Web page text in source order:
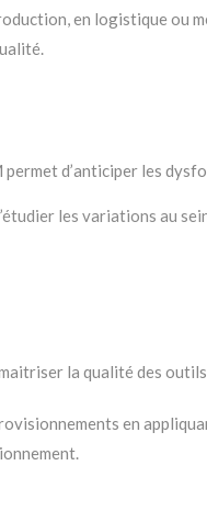
en logistique ou
d’anticiper les
les variations au
la qualité des
en